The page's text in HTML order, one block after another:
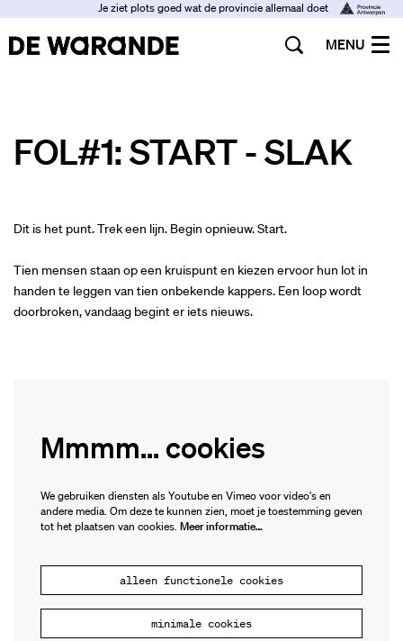
Je ziet plots goed wat de provincie allemaal doet
MENU
FOL#1: START - SLAK
Dit is het punt. Trek een lijn. Begin opnieuw. Start.
Tien mensen staan op een kruispunt en kiezen ervoor hun lot in
handen te leggen van tien onbekende kappers. Een loop wordt
doorbroken, vandaag begint er iets nieuws.
Mmmm... cookies
We gebruiken diensten als Youtube en Vimeo voor video's en
andere media. Om deze te kunnen zien, moet je toestemming geven
tot het plaatsen van cookies. Meer informatie…
alleen functionele cookies
minimale cookies